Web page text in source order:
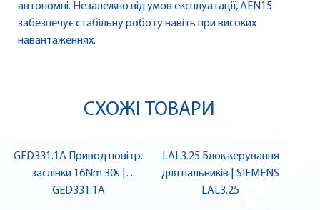
автономні. Незалежно від умов експлуатації, AEN15
забезпечує стабільну роботу навіть при високих
навантаженнях.
СХОЖІ ТОВАРИ
GED331.1A Привод повітр.
заслінки 16Nm 30s |
SIEMENS
GED331.1A
LAL3.25 Блок керування
для пальників | SIEMENS
LAL3.25